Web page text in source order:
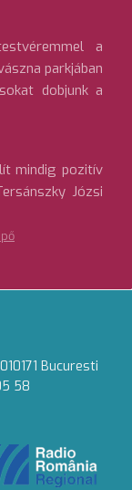
a
parkjában
dobjunk a
mindig pozitív
Józsi
Bucuresti
58